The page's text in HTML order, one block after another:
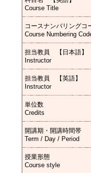
Course Title
コースナンバリングコ
Course Numbering
担当教員 【日本語】
Instructor
担当教員 【英語】
Instructor
単位数
Credits
開講期・開講時間帯
Term / Day / Period
授業形態
Course style